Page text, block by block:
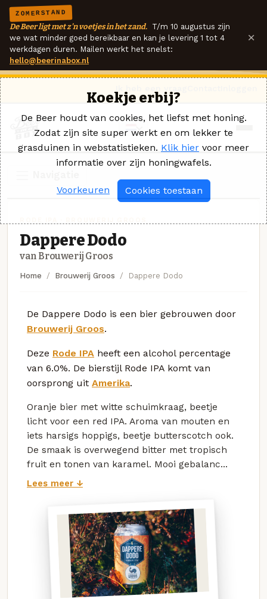
ZOMERSTAND
De Beer ligt met z'n voetjes in het zand. T/m 10 augustus zijn
we wat minder goed bereikbaar en kan je levering 1 tot 4
werkdagen duren. Mailen werkt het snelst:
hello@beerinabox.nl
×
Dappere Dodo
van Brouwerij Groos
Home Brouwerij Groos Dappere Dodo
De Dappere Dodo is een bier gebrouwen door
Brouwerij Groos.
Deze Rode IPA heeft een alcohol percentage
van 6.0%. De bierstijl Rode IPA komt van
oorsprong uit Amerika.
Oranje bier met witte schuimkraag, beetje
licht voor een red IPA. Aroma van mouten en
iets harsigs hoppigs, beetje butterscotch ook.
De smaak is overwegend bitter met tropisch
fruit en tonen van karamel. Mooi gebalanc...
Lees meer ↓
Koekje erbij?
De Beer houdt van cookies, het liefst met honing.
Zodat zijn site super werkt en om lekker te
grasduinen in webstatistieken. Klik hier voor meer
informatie over zijn honingwafels.
Voorkeuren Cookies toestaan